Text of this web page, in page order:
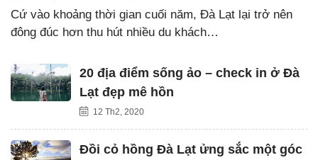
Cứ vào khoảng thời gian cuối năm, Đà Lạt lại trở nên
đông đúc hơn thu hút nhiều du khách…
20 địa điểm sống ảo – check in ở Đà
Lạt đẹp mê hồn
12 Th2, 2020
Đồi cỏ hồng Đà Lạt ửng sắc một góc